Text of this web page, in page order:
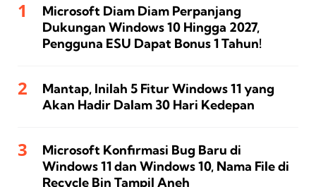
Microsoft Diam Diam Perpanjang
Dukungan Windows 10 Hingga 2027,
Pengguna ESU Dapat Bonus 1 Tahun!
Mantap, Inilah 5 Fitur Windows 11 yang
Akan Hadir Dalam 30 Hari Kedepan
Microsoft Konfirmasi Bug Baru di
Windows 11 dan Windows 10, Nama File di
Recycle Bin Tampil Aneh